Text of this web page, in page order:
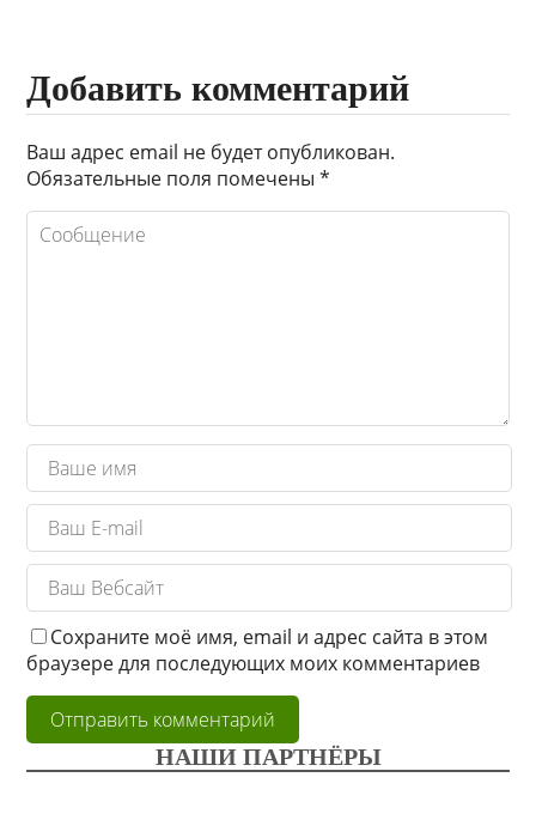
Добавить комментарий
Ваш адрес email не будет опубликован.
Обязательные поля помечены*
Сохраните моё имя, email и адрес сайта в этом
браузере для последующих моих комментариев
НАШИ ПАРТНЁРЫ